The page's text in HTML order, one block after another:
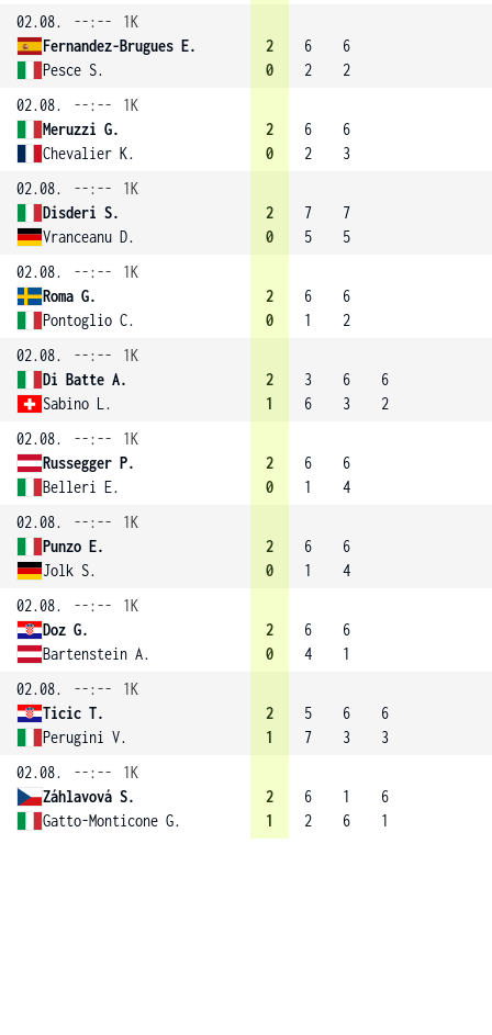
02.08.
--:--
1K
Fernandez-Brugues E.
Pesce S.
2
0
6
2
6
2
02.08.
--:--
1K
Meruzzi G.
Chevalier K.
2
0
6
2
6
3
02.08.
--:--
1K
Disderi S.
Vranceanu D.
2
0
7
5
7
5
02.08.
--:--
1K
Roma G.
Pontoglio C.
2
0
6
1
6
2
02.08.
--:--
1K
Di Batte A.
Sabino L.
2
1
3
6
6
3
6
2
02.08.
--:--
1K
Russegger P.
Belleri E.
2
0
6
1
6
4
02.08.
--:--
1K
Punzo E.
Jolk S.
2
0
6
1
6
4
02.08.
--:--
1K
Doz G.
Bartenstein A.
2
0
6
4
6
1
02.08.
--:--
1K
Ticic T.
Perugini V.
2
1
5
7
6
3
6
3
02.08.
--:--
1K
Záhlavová S.
Gatto-Monticone G.
2
1
6
2
1
6
6
1